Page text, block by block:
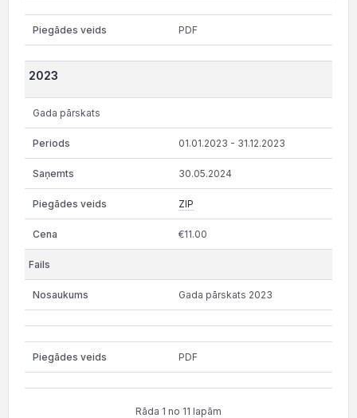
PDF
2023
Gada pārskats
01.01.2023 - 31.12.2023
30.05.2024
ZIP
€11.00
Gada pārskats 2023
PDF
Rāda 1 no 11 lapām